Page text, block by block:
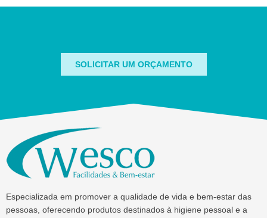
SOLICITAR UM ORÇAMENTO
Especializada em promover a qualidade de vida e bem-estar das
pessoas, oferecendo produtos destinados à higiene pessoal e a